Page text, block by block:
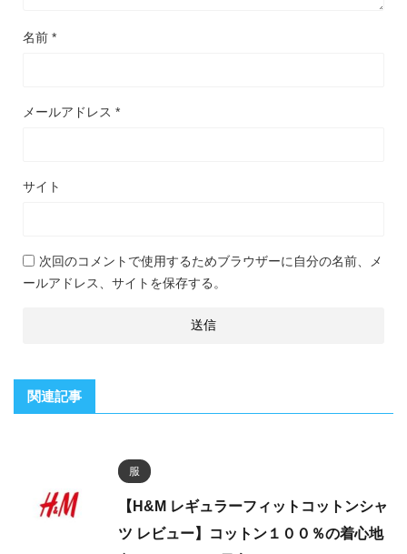
名前 *
メールアドレス *
サイト
次回のコメントで使用するためブラウザーに自分の名前、メ
ールアドレス、サイトを保存する。
関連記事
服
【H&M レギュラーフィットコットンシャ
ツ レビュー】コットン１００％の着心地